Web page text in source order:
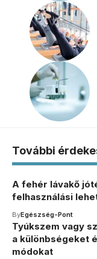
További
A fehér lávakő
felhasználási
ByEgészség-Pont
Tyúkszem vagy
a különbségeket
módokat